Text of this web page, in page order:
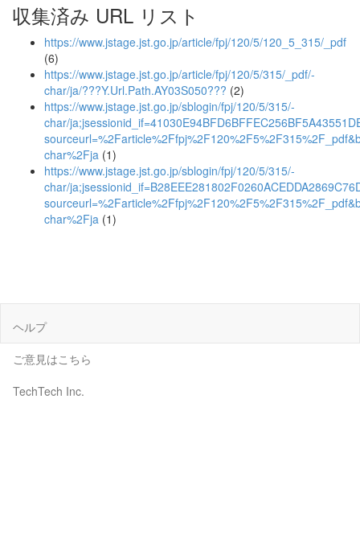
収集済み URL リスト
https://www.jstage.jst.go.jp/article/fpj/120/5/120_5_315/_pdf
(6)
https://www.jstage.jst.go.jp/article/fpj/120/5/315/_pdf/-
char/ja/???Y.Url.Path.AY03S050??? (2)
https://www.jstage.jst.go.jp/sblogin/fpj/120/5/315/-
char/
char%2Fja (1)
https://www.jstage.jst.go.jp/sblogin/fpj/120/5/315/-
char/
char%2Fja (1)
ヘルプ
ご意見はこちら
TechTech Inc.